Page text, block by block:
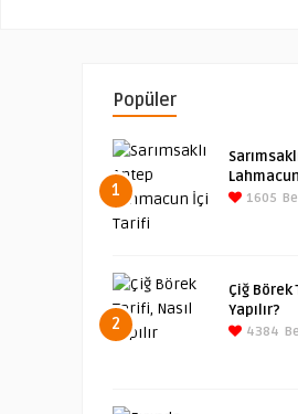
Popüler
1 1605
2
Çiğ Börek
Yapılır?
4384